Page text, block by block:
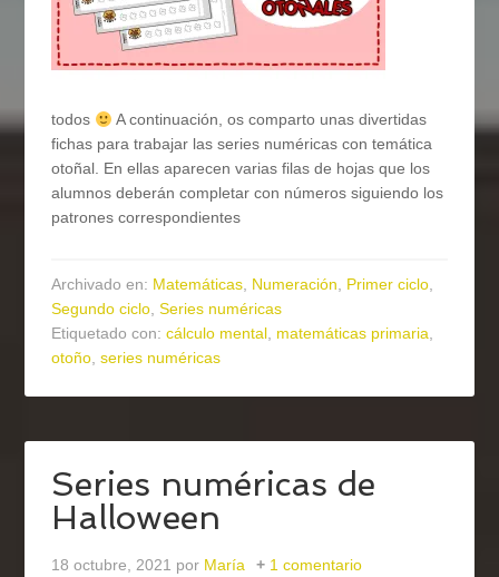
todos
A continuación, os comparto unas divertidas
fichas para trabajar las series numéricas con temática
otoñal. En ellas aparecen varias filas de hojas que los
alumnos deberán completar con números siguiendo los
patrones correspondientes
Archivado en: Matemáticas, Numeración, Primer ciclo,
Segundo ciclo,Series numéricas
Etiquetado con:cálculo mental, matemáticas primaria,
otoño,series numéricas
Series numéricas de
Halloween
18 octubre, 2021 por María 1 comentario